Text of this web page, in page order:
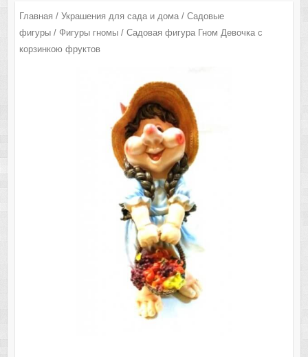
Главная / Украшения для сада и дома/ Садовые
фигуры/ Фигуры гномы/ Садовая фигура Гном Девочка с
корзинкою фруктов